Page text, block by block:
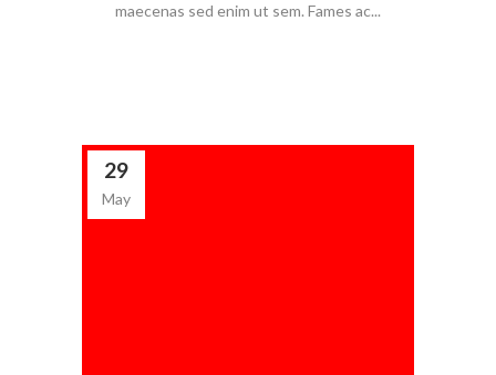
maecenas sed enim ut sem. Fames ac...
29
May